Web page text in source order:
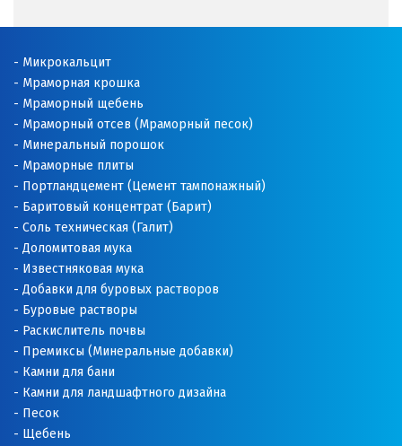
Микрокальцит
Мраморная крошка
Мраморный щебень
Мраморный отсев (Мраморный песок)
Минеральный порошок
Мраморные плиты
Портландцемент (Цемент тампонажный)
Баритовый концентрат (Барит)
Соль техническая (Галит)
Доломитовая мука
Известняковая мука
Добавки для буровых растворов
Буровые растворы
Раскислитель почвы
Премиксы (Минеральные добавки)
Камни для бани
Камни для ландшафтного дизайна
Песок
Щебень